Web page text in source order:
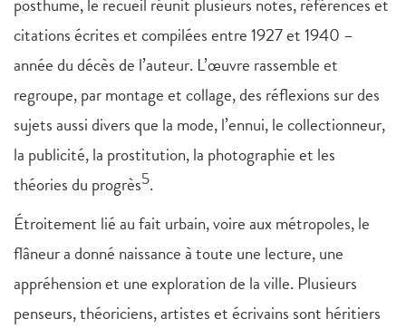
citations écrites et compilées entre 1927 et 1940 –
année du décès de l’auteur. L’œuvre rassemble et
regroupe, par montage et collage, des réflexions sur des
sujets aussi divers que la mode, l’ennui, le collectionneur,
la publicité, la prostitution, la photographie et les
théories du progrès5.
Étroitement lié au fait urbain, voire aux métropoles, le
flâneur a donné naissance à toute une lecture, une
appréhension et une exploration de la ville. Plusieurs
penseurs, théoriciens, artistes et écrivains sont héritiers